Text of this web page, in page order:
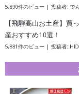
5,890件のビュー | 投稿者: で
【飛騨高山お土産】買
産おすすめ10選！
5,881件のビュー | 投稿者: